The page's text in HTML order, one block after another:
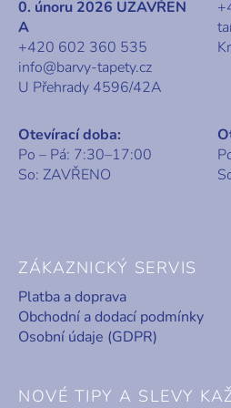
0. únoru 2026 UZAVŘEN
A
+420 602 360 535
info@barvy-tapety.cz
U Přehrady 4596/42A
Otevírací doba:
Po – Pá: 7:30–17:00
So: ZAVŘENO
ZÁKAZNICKÝ SERVIS
Platba a doprava
Obchodní a dodací podmínky
Osobní údaje (GDPR)
NOVÉ TIPY A SLEVY